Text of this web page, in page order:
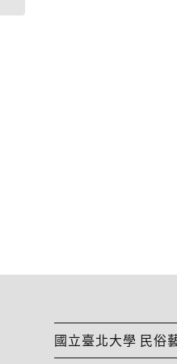
國立臺北大學 民俗